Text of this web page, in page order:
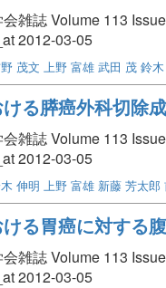
雑誌 Volume 113
2012-03-05
茂文 上野 富雄 武田 茂 鈴
る膵癌外科切除
雑誌 Volume 113
2012-03-05
伸明 上野 富雄 新藤 芳太郎
る胃癌に対する
雑誌 Volume 113
2012-03-05